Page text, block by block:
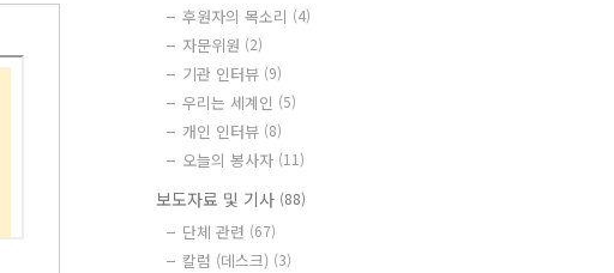
후원자의 목소리 (4)
자문위원 (2)
기관 인터뷰 (9)
우리는 세계인 (5)
개인 인터뷰 (8)
오늘의 봉사자 (11)
보도자료 및 기사 (88)
단체 관련 (67)
칼럼 (데스크) (3)